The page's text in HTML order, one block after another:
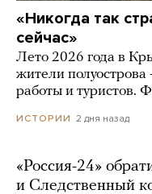
«Никогда так
сейчас»
Лето 2026 года в
жители полуострова
работы и туристов.
ИСТОРИИ 2 дня назад
«Россия-24»
и Следственный